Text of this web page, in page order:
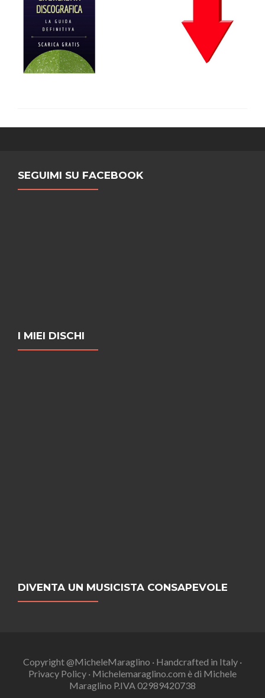
SEGUIMI SU FACEBOOK
I MIEI DISCHI
DIVENTA UN MUSICISTA CONSAPEVOLE
Copyright @MicheleMaraglino · Handcrafted in Italy ·
Privacy Policy · Michelemaraglino.com è di Michele
Maraglino P.IVA 02989420738